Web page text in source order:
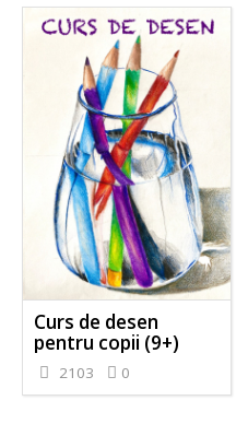
Curs de desen
pentru copii (9+)
2103 0